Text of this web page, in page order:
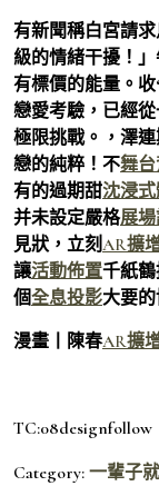
有新聞稱白宮請
級的情緒干擾！
有標價的能量。
戀愛考驗，已經
極限挑戰。，澤
戀的純粹！不舞
有的過期甜沈浸
并未設定嚴格展
見狀，立刻AR擴
讓活動佈置千紙
個全息投影大要的
漫畫丨陳春AR擴
TC:08designfollow
Category: 一輩子